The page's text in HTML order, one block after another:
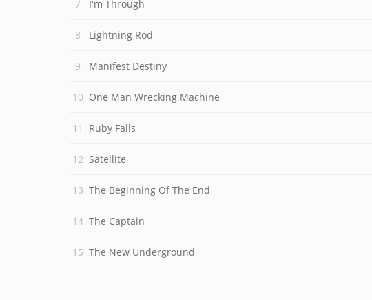
I'm Through
Lightning Rod
Manifest Destiny
One Man Wrecking Machine
Ruby Falls
Satellite
The Beginning Of The End
The Captain
The New Underground